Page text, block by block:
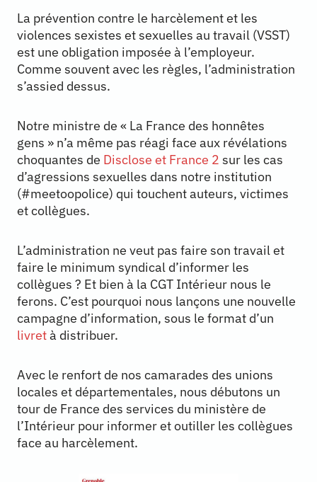
La prévention contre le harcèlement et les
violences sexistes et sexuelles au travail (VSST)
est une obligation imposée à l’employeur.
Comme souvent avec les règles, l’administration
s’assied dessus.
Notre ministre de « La France des honnêtes
gens » n’a même pas réagi face aux révélations
choquantes de Disclose et France 2 sur les cas
d’agressions sexuelles dans notre institution
(#meetoopolice) qui touchent auteurs, victimes
et collègues.
L’administration ne veut pas faire son travail et
faire le minimum syndical d’informer les
collègues ? Et bien à la CGT Intérieur nous le
ferons. C’est pourquoi nous lançons une nouvelle
campagne d’information, sous le format d’un
livretà distribuer.
Avec le renfort de nos camarades des unions
locales et départementales, nous débutons un
tour de France des services du ministère de
l’Intérieur pour informer et outiller les collègues
face au harcèlement.